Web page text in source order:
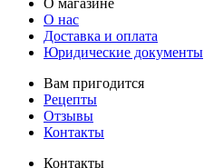
О нас
Доставка и оплата
Юридические документы
Вам пригодится
Рецепты
Отзывы
Контакты
Контакты